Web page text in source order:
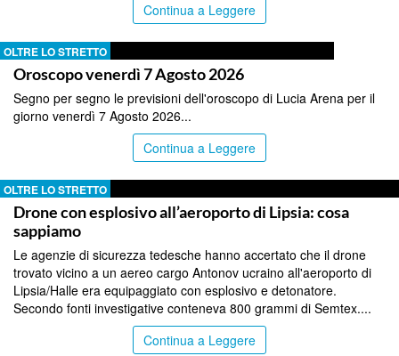
Continua a Leggere
OLTRE LO STRETTO
Oroscopo venerdì 7 Agosto 2026
Segno per segno le previsioni dell'oroscopo di Lucia Arena per il
giorno venerdì 7 Agosto 2026...
Continua a Leggere
OLTRE LO STRETTO
Drone con esplosivo all’aeroporto di Lipsia: cosa
sappiamo
Le agenzie di sicurezza tedesche hanno accertato che il drone
trovato vicino a un aereo cargo Antonov ucraino all'aeroporto di
Lipsia/Halle era equipaggiato con esplosivo e detonatore.
Secondo fonti investigative conteneva 800 grammi di Semtex....
Continua a Leggere